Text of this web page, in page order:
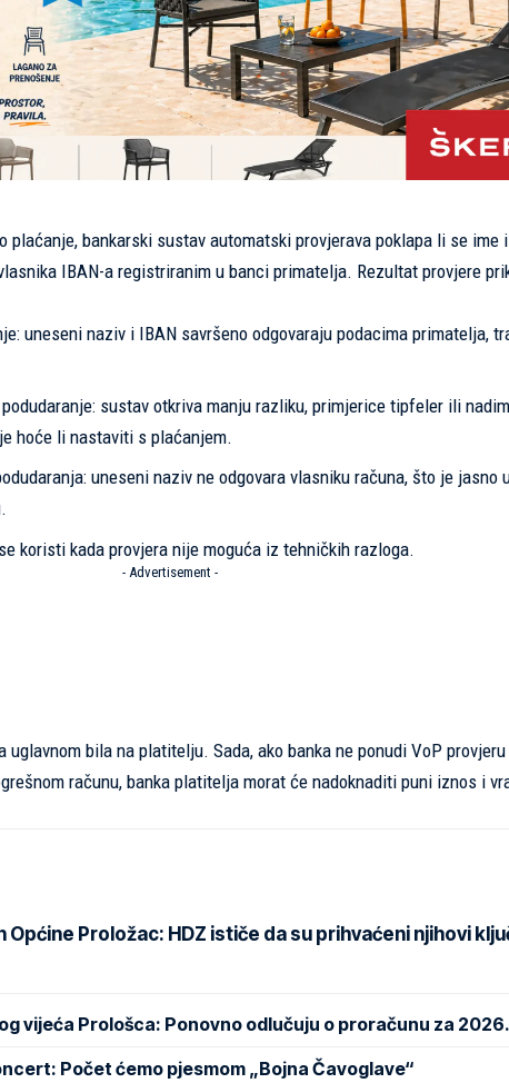
bankarski sustav automatski provjerava poklapa li se ime
IBAN-a registriranim u banci primatelja. Rezultat provjere
uneseni naziv i IBAN savršeno odgovaraju podacima primatelja,
sustav otkriva manju razliku, primjerice tipfeler ili
hoće li nastaviti s plaćanjem.
uneseni naziv ne odgovara vlasniku računa, što je jasno
koristi kada provjera nije moguća iz tehničkih razloga.
- Advertisement -
uglavnom bila na platitelju. Sada, ako banka ne ponudi VoP
računu, banka platitelja morat će nadoknaditi puni iznos i
Općine Proložac: HDZ ističe da su prihvaćeni njihovi
vijeća Prološca: Ponovno odlučuju o proračunu za
Počet ćemo pjesmom „Bojna Čavoglave“